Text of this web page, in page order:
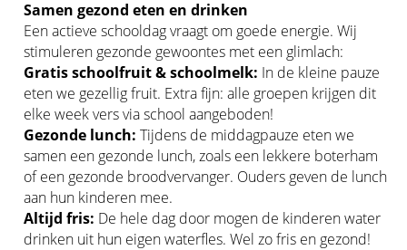
Samen gezond eten en drinken
Een actieve schooldag vraagt om goede energie. Wij
stimuleren gezonde gewoontes met een glimlach:
Gratis schoolfruit & schoolmelk: In de kleine pauze
eten we gezellig fruit. Extra fijn: alle groepen krijgen dit
elke week vers via school aangeboden!
Gezonde lunch: Tijdens de middagpauze eten we
samen een gezonde lunch, zoals een lekkere boterham
of een gezonde broodvervanger. Ouders geven de lunch
aan hun kinderen mee.
Altijd fris: De hele dag door mogen de kinderen water
drinken uit hun eigen waterfles. Wel zo fris en gezond!